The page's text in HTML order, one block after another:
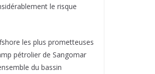
le risque
les plus prometteuses
pétrolier de Sangomar
du bassin